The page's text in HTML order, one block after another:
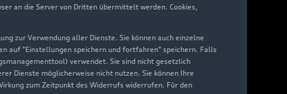
an die Server von Dritten übermittelt werden. Cookies,
zur Verwendung aller Dienste. Sie können auch einzelne
auf "Einstellungen speichern und fortfahren" speichern. Falls
verwendet. Sie sind nicht gesetzlich
Dienste möglicherweise nicht nutzen. Sie können Ihre
zum Zeitpunkt des Widerrufs widerrufen. Für den